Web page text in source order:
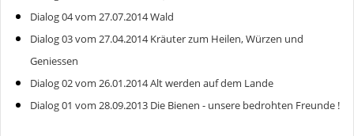
Dialog 04 vom 27.07.2014 Wald
Dialog 03 vom 27.04.2014 Kräuter zum Heilen, Würzen und
Geniessen
Dialog 02 vom 26.01.2014 Alt werden auf dem Lande
Dialog 01 vom 28.09.2013 Die Bienen - unsere bedrohten Freunde !